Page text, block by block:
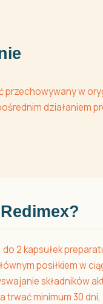
w
działaniem
2 kapsułek
posiłkiem w
składników
trwać minimum 30